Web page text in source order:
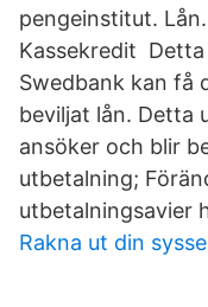
pengeinstitut. Lån.
Kassekredit
Swedbank kan få
beviljat lån. Detta
ansöker och blir
utbetalning;
utbetalningsavier
Rakna ut din